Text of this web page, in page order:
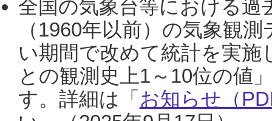
全国の気象台等における過
（1960年以前）の気象観
い期間で改めて統計を実
との観測史上1～10位の値
す。詳細は「 お知らせ（